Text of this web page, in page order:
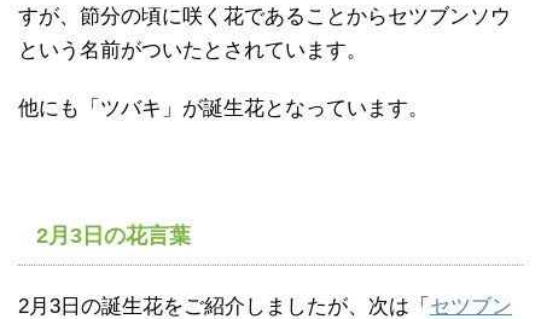
すが、節分の頃に咲く花であることからセツブンソウ
という名前がついたとされています。
他にも「ツバキ」が誕生花となっています。
2月3日の花言葉
2月3日の誕生花をご紹介しましたが、次は「 セツブン